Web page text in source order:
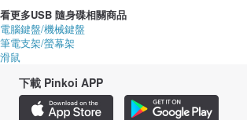
看更多USB 隨身碟相關商品
電腦鍵盤/機械鍵盤
筆電支架/螢幕架
滑鼠
下載 Pinkoi APP